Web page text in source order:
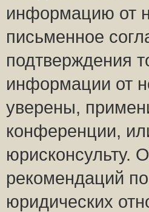
информацию от
письменное
подтверждения
информации от
уверены,
конференции,
юрисконсульту.
рекомендаций
юридических